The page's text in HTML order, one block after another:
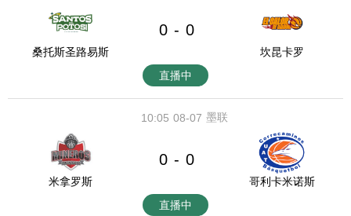
桑托斯圣路易斯
0 - 0
坎昆卡罗
直播中
08-07
10:05 墨联
米拿罗斯
0 - 0
哥利卡米诺斯
直播中